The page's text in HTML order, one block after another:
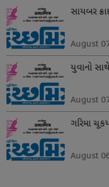
સાયબર
August
યુવાનો
August
ગરિમા
August